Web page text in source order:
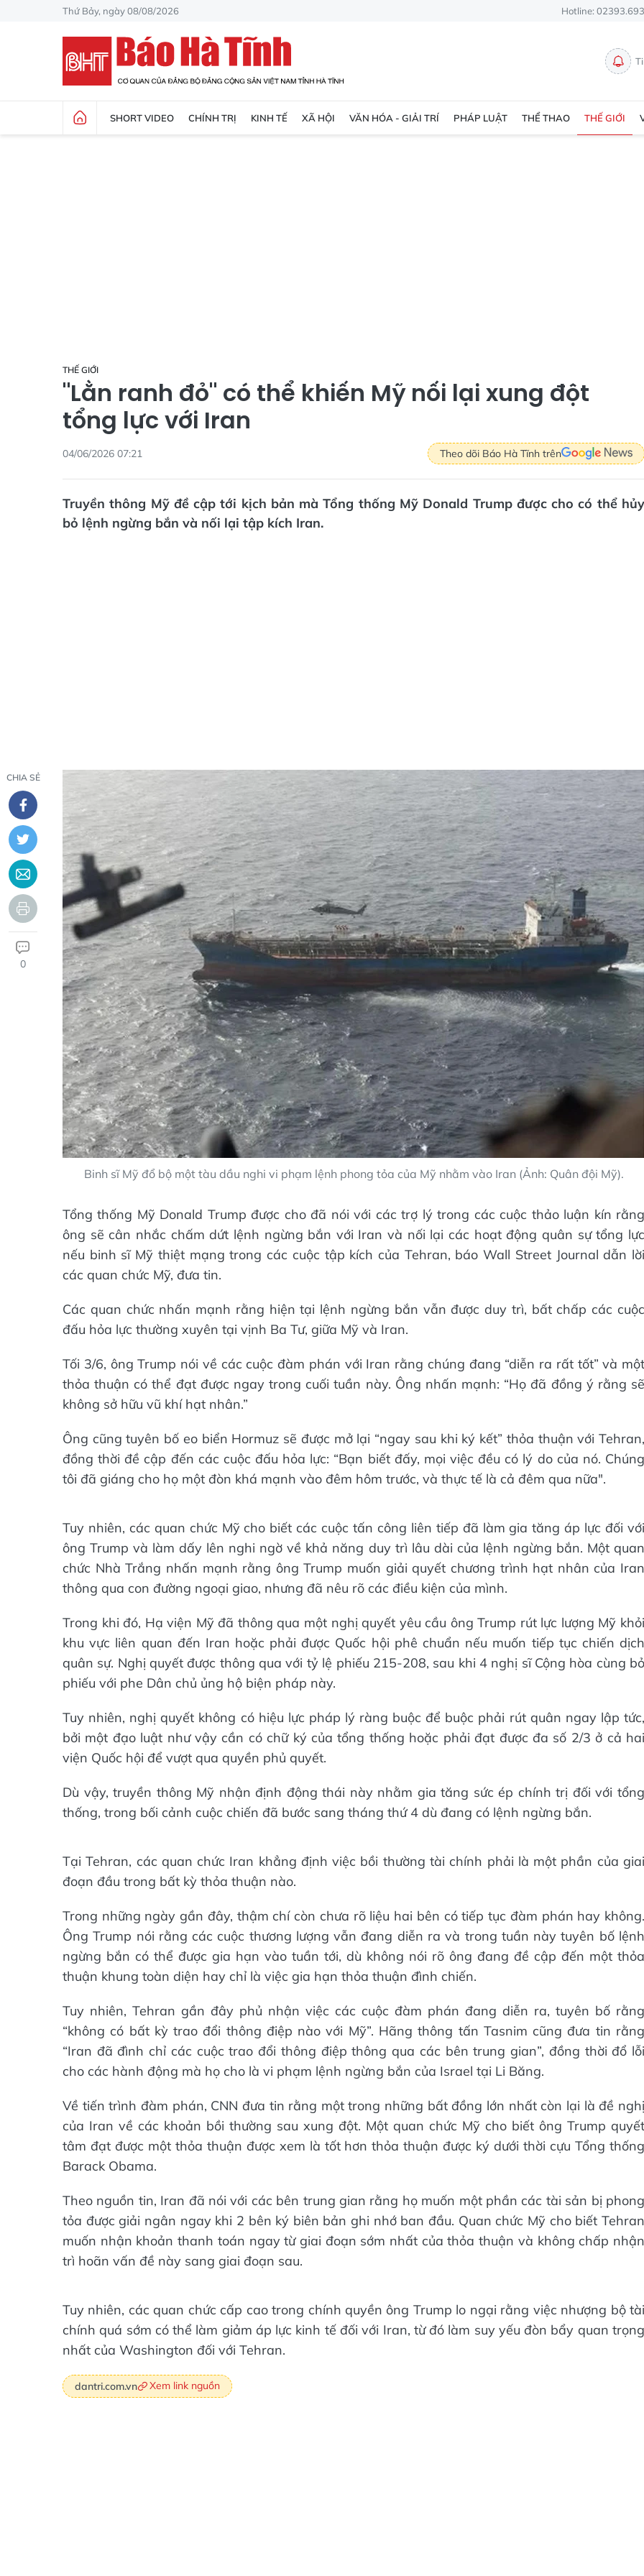
Thứ Bảy, ngày 08/08/2026 Hotline:
SHORT VIDEO CHÍNH TRỊ KINH TẾ XÃ HỘI VĂN HÓA - GIẢI TRÍ PHÁP LUẬT THỂ THAO THẾ GIỚI
THẾ GIỚI
"Lằn ranh đỏ" có thể khiến Mỹ nối lại xung đột
tổng lực với Iran
04/06/2026 07:21 Theo dõi Báo Hà Tĩnh trên
Truyền thông Mỹ đề cập tới kịch bản mà Tổng thống Mỹ Donald Trump được cho có thể hủy
bỏ lệnh ngừng bắn và nối lại tập kích Iran.
CHIA SẺ
0
Binh sĩ Mỹ đổ bộ một tàu dầu nghi vi phạm lệnh phong tỏa của Mỹ nhằm vào Iran (Ảnh: Quân đội Mỹ).
Tổng thống Mỹ Donald Trump được cho đã nói với các trợ lý trong các cuộc thảo luận kín rằng
ông sẽ cân nhắc chấm dứt lệnh ngừng bắn với Iran và nối lại các hoạt động quân sự tổng lực
nếu binh sĩ Mỹ thiệt mạng trong các cuộc tập kích của Tehran, báo Wall Street Journal dẫn lời
các quan chức Mỹ, đưa tin.
Các quan chức nhấn mạnh rằng hiện tại lệnh ngừng bắn vẫn được duy trì, bất chấp các cuộc
đấu hỏa lực thường xuyên tại vịnh Ba Tư, giữa Mỹ và Iran.
Tối 3/6, ông Trump nói về các cuộc đàm phán với Iran rằng chúng đang “diễn ra rất tốt” và một
thỏa thuận có thể đạt được ngay trong cuối tuần này. Ông nhấn mạnh: “Họ đã đồng ý rằng sẽ
không sở hữu vũ khí hạt nhân.”
Ông cũng tuyên bố eo biển Hormuz sẽ được mở lại “ngay sau khi ký kết” thỏa thuận với Tehran,
đồng thời đề cập đến các cuộc đấu hỏa lực: “Bạn biết đấy, mọi việc đều có lý do của nó. Chúng
tôi đã giáng cho họ một đòn khá mạnh vào đêm hôm trước, và thực tế là cả đêm qua nữa".
Tuy nhiên, các quan chức Mỹ cho biết các cuộc tấn công liên tiếp đã làm gia tăng áp lực đối với
ông Trump và làm dấy lên nghi ngờ về khả năng duy trì lâu dài của lệnh ngừng bắn. Một quan
chức Nhà Trắng nhấn mạnh rằng ông Trump muốn giải quyết chương trình hạt nhân của Iran
thông qua con đường ngoại giao, nhưng đã nêu rõ các điều kiện của mình.
Trong khi đó, Hạ viện Mỹ đã thông qua một nghị quyết yêu cầu ông Trump rút lực lượng Mỹ khỏi
khu vực liên quan đến Iran hoặc phải được Quốc hội phê chuẩn nếu muốn tiếp tục chiến dịch
quân sự. Nghị quyết được thông qua với tỷ lệ phiếu 215-208, sau khi 4 nghị sĩ Cộng hòa cùng bỏ
phiếu với phe Dân chủ ủng hộ biện pháp này.
Tuy nhiên, nghị quyết không có hiệu lực pháp lý ràng buộc để buộc phải rút quân ngay lập tức,
bởi một đạo luật như vậy cần có chữ ký của tổng thống hoặc phải đạt được đa số 2/3 ở cả hai
viện Quốc hội để vượt qua quyền phủ quyết.
Dù vậy, truyền thông Mỹ nhận định động thái này nhằm gia tăng sức ép chính trị đối với tổng
thống, trong bối cảnh cuộc chiến đã bước sang tháng thứ 4 dù đang có lệnh ngừng bắn.
Tại Tehran, các quan chức Iran khẳng định việc bồi thường tài chính phải là một phần của giai
đoạn đầu trong bất kỳ thỏa thuận nào.
Trong những ngày gần đây, thậm chí còn chưa rõ liệu hai bên có tiếp tục đàm phán hay không.
Ông Trump nói rằng các cuộc thương lượng vẫn đang diễn ra và trong tuần này tuyên bố lệnh
ngừng bắn có thể được gia hạn vào tuần tới, dù không nói rõ ông đang đề cập đến một thỏa
thuận khung toàn diện hay chỉ là việc gia hạn thỏa thuận đình chiến.
Tuy nhiên, Tehran gần đây phủ nhận việc các cuộc đàm phán đang diễn ra, tuyên bố rằng
“không có bất kỳ trao đổi thông điệp nào với Mỹ”. Hãng thông tấn Tasnim cũng đưa tin rằng
“Iran đã đình chỉ các cuộc trao đổi thông điệp thông qua các bên trung gian”, đồng thời đổ lỗi
cho các hành động mà họ cho là vi phạm lệnh ngừng bắn của Israel tại Li Băng.
Về tiến trình đàm phán, CNN đưa tin rằng một trong những bất đồng lớn nhất còn lại là đề nghị
của Iran về các khoản bồi thường sau xung đột. Một quan chức Mỹ cho biết ông Trump quyết
tâm đạt được một thỏa thuận được xem là tốt hơn thỏa thuận được ký dưới thời cựu Tổng thống
Barack Obama.
Theo nguồn tin, Iran đã nói với các bên trung gian rằng họ muốn một phần các tài sản bị phong
tỏa được giải ngân ngay khi 2 bên ký biên bản ghi nhớ ban đầu. Quan chức Mỹ cho biết Tehran
muốn nhận khoản thanh toán ngay từ giai đoạn sớm nhất của thỏa thuận và không chấp nhận
trì hoãn vấn đề này sang giai đoạn sau.
Tuy nhiên, các quan chức cấp cao trong chính quyền ông Trump lo ngại rằng việc nhượng bộ tài
chính quá sớm có thể làm giảm áp lực kinh tế đối với Iran, từ đó làm suy yếu đòn bẩy quan trọng
nhất của Washington đối với Tehran.
dantri.com.vn Xem link nguồn